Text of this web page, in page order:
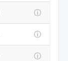
ⓘ
ⓘ
ⓘ